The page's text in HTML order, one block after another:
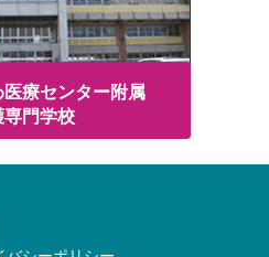
療センター附属
専門学校